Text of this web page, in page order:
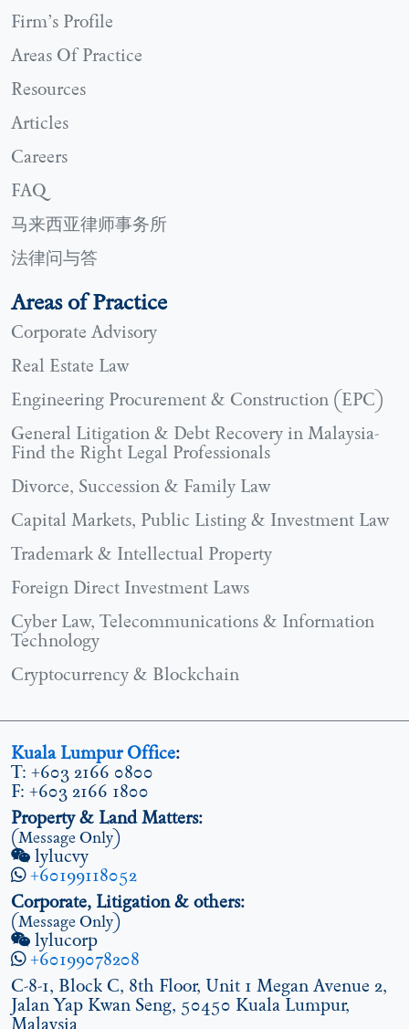
Firm’s Profile
Areas Of Practice
Resources
Articles
Careers
FAQ
马来西亚律师事务所
法律问与答
Areas of Practice
Corporate Advisory
Real Estate Law
Engineering Procurement & Construction (EPC)
General Litigation & Debt Recovery in Malaysia-
Find the Right Legal Professionals
Divorce, Succession & Family Law
Capital Markets, Public Listing & Investment Law
Trademark & Intellectual Property
Foreign Direct Investment Laws
Cyber Law, Telecommunications & Information
Technology
Cryptocurrency & Blockchain
Kuala Lumpur Office:
T: +603 2166 0800
F: +603 2166 1800
Property & Land Matters:
(Message Only)
lylucvy
+60199118052
Corporate, Litigation & others:
(Message Only)
lylucorp
+60199078208
C-8-1, Block C, 8th Floor, Unit 1 Megan Avenue 2,
Jalan Yap Kwan Seng, 50450 Kuala Lumpur,
Malaysia